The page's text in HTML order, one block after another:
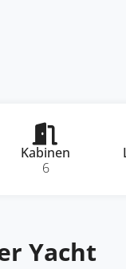
Kabinen
6
Yacht